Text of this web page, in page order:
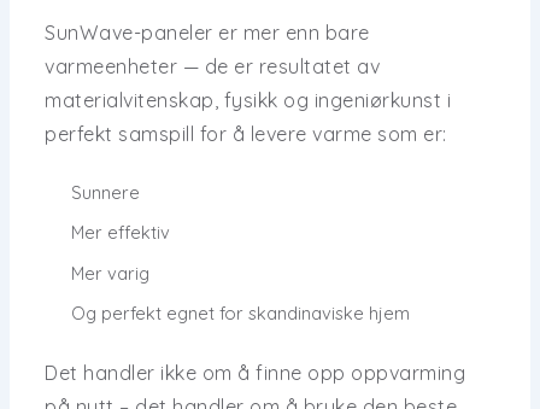
SunWave-paneler er mer enn bare
varmeenheter — de er resultatet av
materialvitenskap, fysikk og ingeniørkunst i
perfekt samspill for å levere varme som er:
Sunnere
Mer effektiv
Mer varig
Og perfekt egnet for skandinaviske hjem
Det handler ikke om å finne opp oppvarming